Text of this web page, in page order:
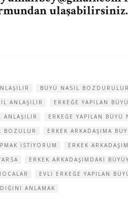
ulaşabilirsiniz.
BÜYÜ NASIL
ANLAŞILIR
ERKEĞE YAPILAN
ANLAŞILIR
ERKEĞE YAPILAN
BOZULUR
ERKEK ARKADAŞIMA
ISTIYORUM
ERKEK
ERKEK ARKADAŞIMDAKI
EVLI ERKEĞE YAPILAN
ANLAMAK